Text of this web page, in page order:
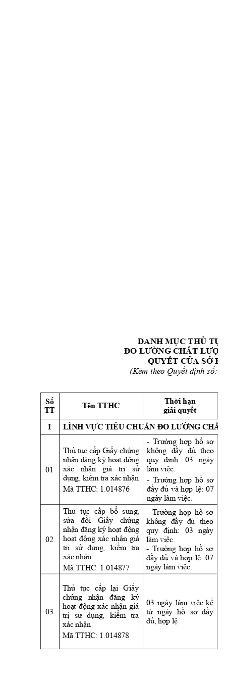
DANH MỤC THỦ TỤ
ĐO LƯỜNG CHẤT LƯỢ
QUYẾT CỦA SỞ
(Kèm theo Quyết định số:
Số
TT Tên TTHC
Thời hạn
giải quyết
I LĨNH VỰC TIÊU CHUẨN ĐO LƯỜNG CH
01
Thủ tục cấp Giấy chứng
nhận đăng ký hoạt động
xác
nhận giá trị
sử
dụng, kiểm tra xác nhận
Mã TTHC: 1.014876
- Trường hợp hồ sơ
không đầy đủ theo
quy định: 03 ngày
làm việc.
- Trường hợp hồ sơ
đầy đủ và hợp lệ: 07
ngày làm việc.
02
Thủ tục cấp bổ sung,
sửa
đổi Giấy
chứng
nhận đăng ký hoạt động
hoạt động xác nhận giá
trị
sử dụng, kiểm tra
xác nhận
Mã TTHC: 1.014877
- Trường hợp hồ sơ
không đầy đủ
theo
quy định: 03
ngày
làm việc.
- Trường hợp hồ sơ
đầy đủ và hợp lệ: 07
ngày làm việc.
03
Thủ tục cấp lại Giấy
chứng
nhận đăng
ký
hoạt động xác nhận giá
trị
sử dụng, kiểm tra
xác nhận
Mã TTHC: 1.014878
03 ngày làm việc kể
từ ngày hồ sơ đầy
đủ, hợp lệ